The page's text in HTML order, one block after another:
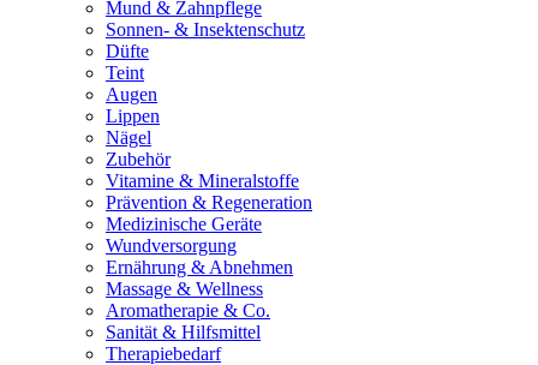
Mund & Zahnpflege
Sonnen- & Insektenschutz
Düfte
Teint
Augen
Lippen
Nägel
Zubehör
Vitamine & Mineralstoffe
Prävention & Regeneration
Medizinische Geräte
Wundversorgung
Ernährung & Abnehmen
Massage & Wellness
Aromatherapie & Co.
Sanität & Hilfsmittel
Therapiebedarf